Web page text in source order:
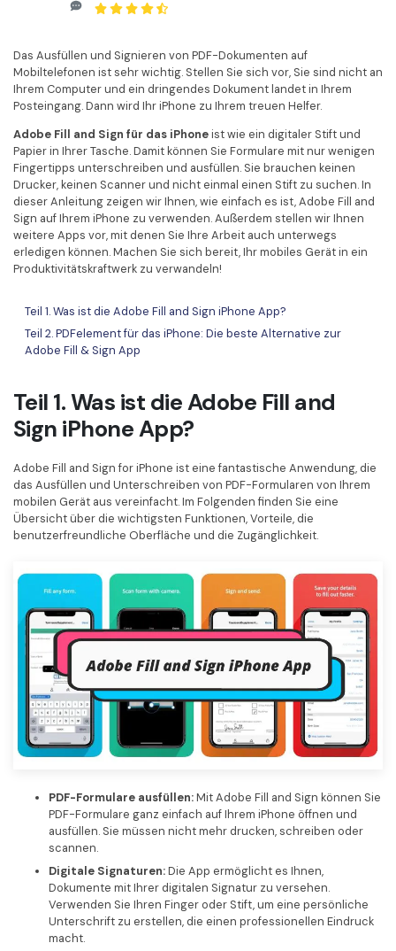
PDF OCR
PDF freigeben
eSign PDFs rechtmäßig Neu
Branchen
Bildung
IT-Dienstleistung
Rechtliches
Finanzen
Regierung
Freiberufler
Alle PDF-Funktionen
Kontakt zum Support
Benutzerhandbuch
PDFelement für Windows
PDFelement für Mac
PDFelement für iOS
PDFelement für Android
Mehr erfahren
Bewertungen
Kostenlose PDF-Vorlagen
Bearbeiten, Drucken und Anpassen von kostenlosen Vorlagen.
PDF-Wissen
PDF-bezogene Informationen, die Sie benötigen.
Laden Sie die leistungsstärksten und einfachsten PDF-Tools
Das Ausfüllen und Signieren von PDF-Dokumenten auf
Mobiltelefonen ist sehr wichtig. Stellen Sie sich vor, Sie sind nicht an
Ihrem Computer und ein dringendes Dokument landet in Ihrem
Posteingang. Dann wird Ihr iPhone zu Ihrem treuen Helfer.
Adobe Fill and Sign für das iPhoneist wie ein digitaler Stift und
Papier in Ihrer Tasche. Damit können Sie Formulare mit nur wenigen
Fingertipps unterschreiben und ausfüllen. Sie brauchen keinen
Drucker, keinen Scanner und nicht einmal einen Stift zu suchen. In
dieser Anleitung zeigen wir Ihnen, wie einfach es ist, Adobe Fill and
Sign auf Ihrem iPhone zu verwenden. Außerdem stellen wir Ihnen
weitere Apps vor, mit denen Sie Ihre Arbeit auch unterwegs
erledigen können. Machen Sie sich bereit, Ihr mobiles Gerät in ein
Produktivitätskraftwerk zu verwandeln!
Teil 1. Was ist die Adobe Fill and Sign iPhone App?
Teil 2. PDFelement für das iPhone: Die beste Alternative zur
Adobe Fill & Sign App
Teil 1. Was ist die Adobe Fill and
Sign iPhone App?
Adobe Fill and Sign for iPhone ist eine fantastische Anwendung, die
das Ausfüllen und Unterschreiben von PDF-Formularen von Ihrem
mobilen Gerät aus vereinfacht. Im Folgenden finden Sie eine
Übersicht über die wichtigsten Funktionen, Vorteile, die
benutzerfreundliche Oberfläche und die Zugänglichkeit.
PDF-Formulare ausfüllen:Mit Adobe Fill and Sign können Sie
PDF-Formulare ganz einfach auf Ihrem iPhone öffnen und
ausfüllen. Sie müssen nicht mehr drucken, schreiben oder
scannen.
Digitale Signaturen:Die App ermöglicht es Ihnen,
Dokumente mit Ihrer digitalen Signatur zu versehen.
Verwenden Sie Ihren Finger oder Stift, um eine persönliche
Unterschrift zu erstellen, die einen professionellen Eindruck
macht.